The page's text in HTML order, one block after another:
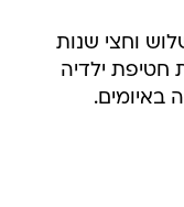
שלוש וחצי שנות
ילדיה
באיומים.